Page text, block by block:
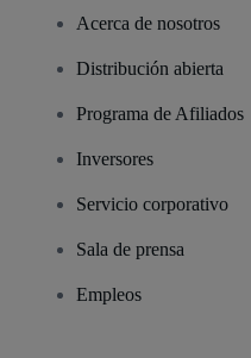
Acerca de nosotros
Distribución abierta
Programa de Afiliados
Inversores
Servicio corporativo
Sala de prensa
Empleos